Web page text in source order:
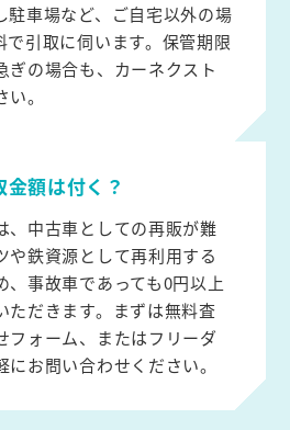
駐車場など、ご自宅以外の場
で引取に伺います。保管期限
ぎの場合も、カーネクスト
。
額は付く？
、中古車としての再販が難
や鉄資源として再利用する
、事故車であっても0円以上
ただきます。まずは無料査
フォーム、またはフリーダ
お問い合わせください。